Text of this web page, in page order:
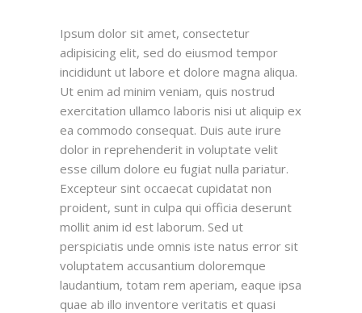
Ipsum dolor sit amet, consectetur
adipisicing elit, sed do eiusmod tempor
incididunt ut labore et dolore magna aliqua.
Ut enim ad minim veniam, quis nostrud
exercitation ullamco laboris nisi ut aliquip ex
ea commodo consequat. Duis aute irure
dolor in reprehenderit in voluptate velit
esse cillum dolore eu fugiat nulla pariatur.
Excepteur sint occaecat cupidatat non
proident, sunt in culpa qui officia deserunt
mollit anim id est laborum. Sed ut
perspiciatis unde omnis iste natus error sit
voluptatem accusantium doloremque
laudantium, totam rem aperiam, eaque ipsa
quae ab illo inventore veritatis et quasi